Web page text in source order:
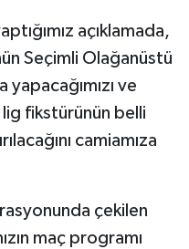
açıklamada,
Seçimli Olağanüstü
yapacağımızı ve
fikstürünün belli
camiamıza
çekilen
maç programı